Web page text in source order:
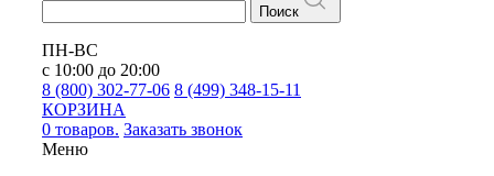
Поиск
ПН-ВС
с 10:00 до 20:00
8 (800) 302-77-06 8 (499) 348-15-11
КОРЗИНА
0 товаров. Заказать звонок
Меню